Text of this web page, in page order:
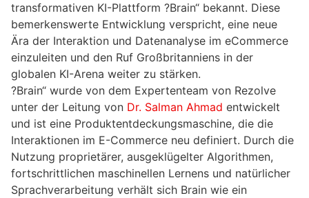
transformativen KI-Plattform ?Brain“ bekannt. Diese
bemerkenswerte Entwicklung verspricht, eine neue
Ära der Interaktion und Datenanalyse im eCommerce
einzuleiten und den Ruf Großbritanniens in der
globalen KI-Arena weiter zu stärken.
?Brain“ wurde von dem Expertenteam von Rezolve
unter der Leitung von Dr. Salman Ahmad entwickelt
und ist eine Produktentdeckungsmaschine, die die
Interaktionen im E-Commerce neu definiert. Durch die
Nutzung proprietärer, ausgeklügelter Algorithmen,
fortschrittlichen maschinellen Lernens und natürlicher
Sprachverarbeitung verhält sich Brain wie ein